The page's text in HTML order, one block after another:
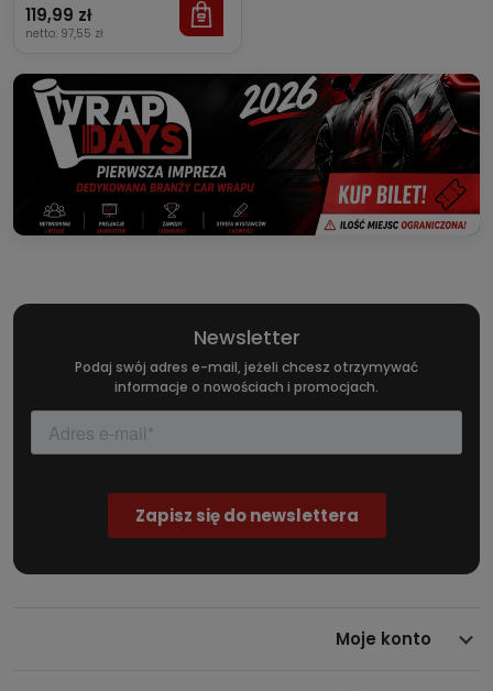
119,99 zł
netto: 97,55 zł
Newsletter
Podaj swój adres e-mail, jeżeli chcesz otrzymywać
informacje o nowościach i promocjach.
Moje konto